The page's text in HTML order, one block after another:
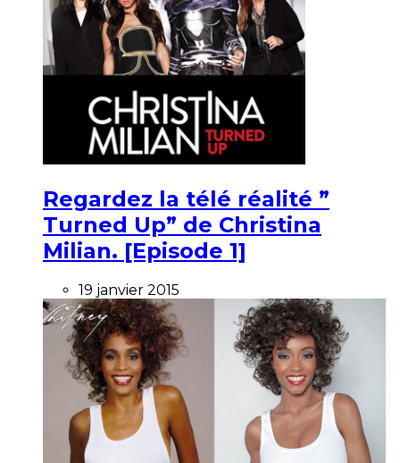
Regardez la télé réalité ”
Turned Up” de Christina
Milian. [Episode 1]
19 janvier 2015